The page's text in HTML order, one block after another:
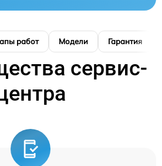
работ Модели Гарантия
сервис-